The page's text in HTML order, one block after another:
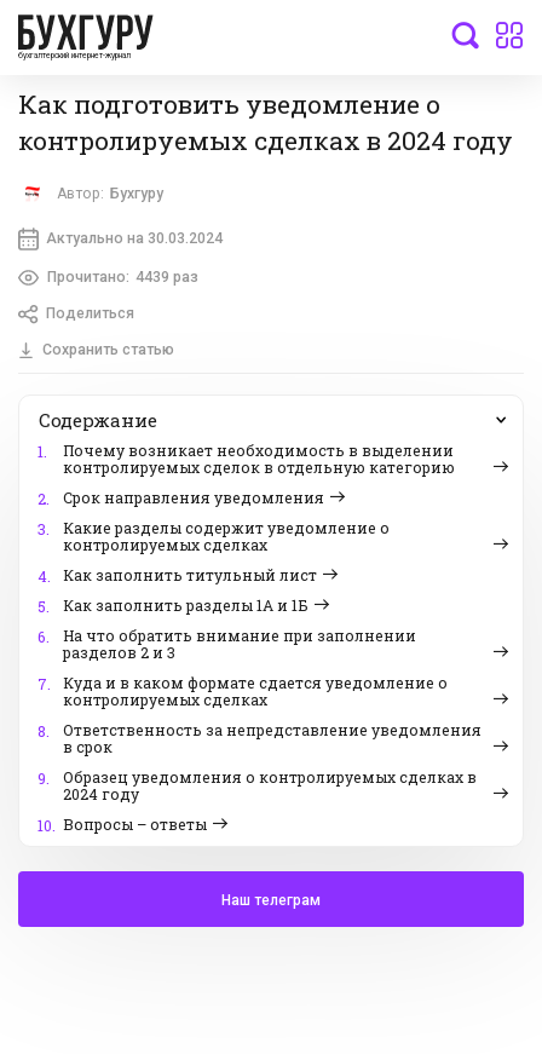
бухгалтерский интернет-журнал
Как подготовить уведомление о
контролируемых сделках в 2024 году
Автор: Бухгуру
Актуально на 30.03.2024
Прочитано: 4439 раз
Поделиться
Сохранить статью
Содержание
1.
Почему возникает необходимость в выделении
контролируемых сделок в отдельную категорию
2.
Срок направления уведомления
3.
Какие разделы содержит уведомление о
контролируемых сделках
4.
Как заполнить титульный лист
5.
Как заполнить разделы 1А и 1Б
6.
На что обратить внимание при заполнении
разделов 2 и 3
7.
Куда и в каком формате сдается уведомление о
контролируемых сделках
8.
Ответственность за непредставление уведомления
в срок
9.
Образец уведомления о контролируемых сделках в
2024 году
10. Вопросы – ответы
Наш телеграм